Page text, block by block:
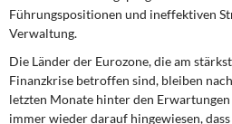
Rosa-Luxemburg-Stiftung
Über mich
Kontakt
Führungspositionen und ineffektiven
Verwaltung.
Die Länder der Eurozone, die am
Finanzkrise betroffen sind, bleiben
letzten Monate hinter den
immer wieder darauf hingewiesen,